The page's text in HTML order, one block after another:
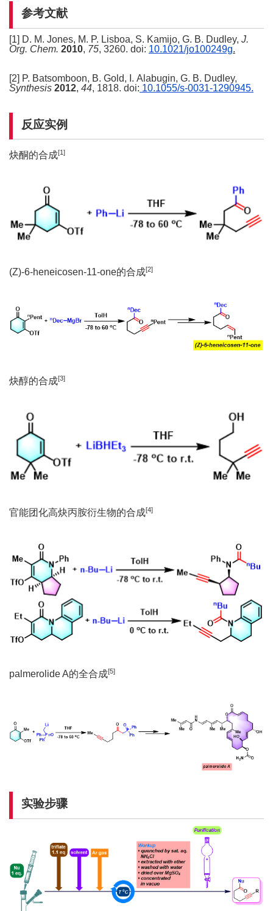
参考文献
[1] D. M. Jones, M. P. Lisboa, S. Kamijo, G. B. Dudley, J.
Org. Chem. 2010, 75, 3260. doi: 10.1021/jo100249g.
[2] P. Batsomboon, B. Gold, I. Alabugin, G. B. Dudley,
Synthesis 2012, 44, 1818. doi: 10.1055/s-0031-1290945.
反应实例
炔酮的合成[1]
(Z)-6-heneicosen-11-one的合成[2]
炔醇的合成[3]
官能团化高炔丙胺衍生物的合成[4]
palmerolide A的全合成[5]
实验步骤